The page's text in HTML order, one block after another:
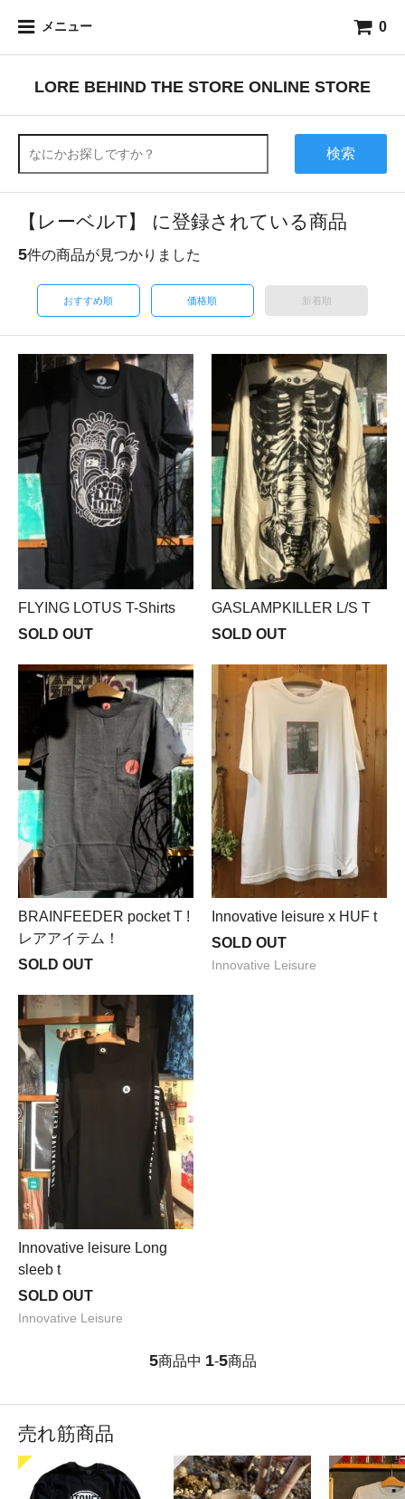
メニュー 0
LORE BEHIND THE STORE ONLINE STORE
検索
【レーベルT】 に登録されている商品
5件の商品が見つかりました
おすすめ順 価格順 新着順
FLYING LOTUS T-Shirts
SOLD OUT
GASLAMPKILLER L/S T
SOLD OUT
BRAINFEEDER pocket T !
レアアイテム！
SOLD OUT
Innovative leisure x HUF t
SOLD OUT
Innovative Leisure
Innovative leisure Long
sleeb t
SOLD OUT
Innovative Leisure
5商品中 1-5商品
売れ筋商品